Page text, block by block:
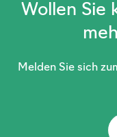
Wollen Sie
Melden Sie sich